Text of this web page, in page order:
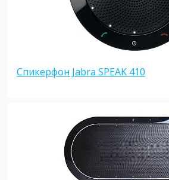
Спикерфон Jabra SPEAK 410